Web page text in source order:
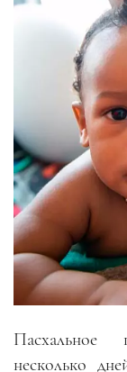
Пасхальное
несколько